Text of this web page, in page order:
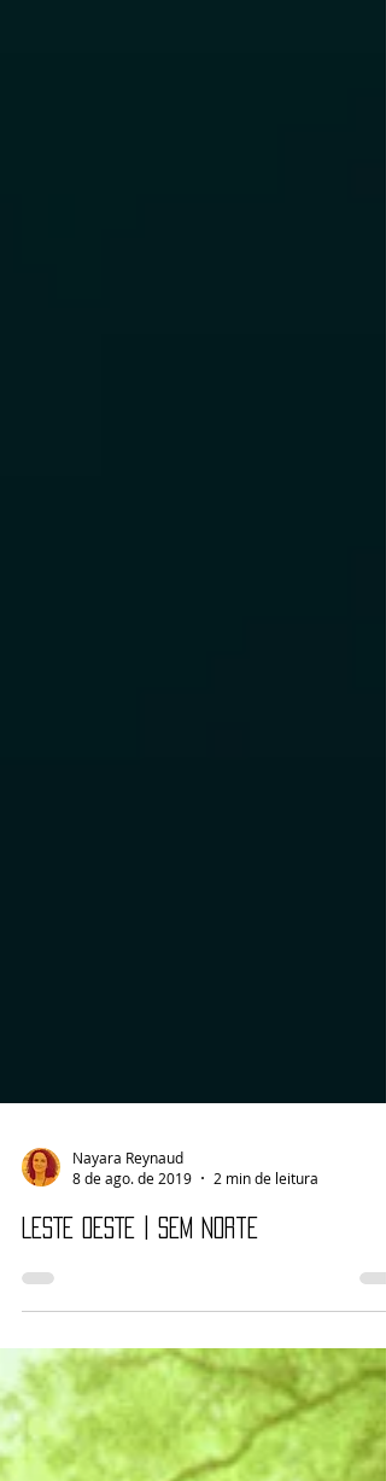
Nayara Reynaud
8 de ago. de 2019
2 min de leitura
LESTE OESTE | Sem Norte